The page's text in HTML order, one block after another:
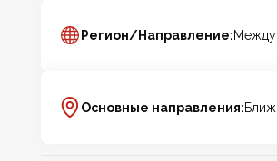
Регион/Направление:
Основные направления: